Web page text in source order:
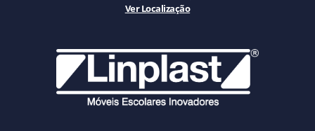
Ver Localização